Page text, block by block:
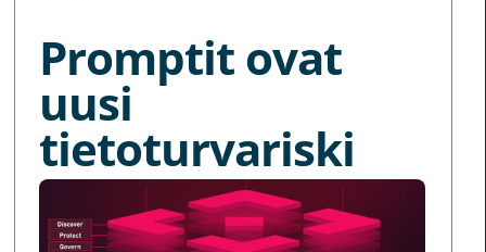
Promptit ovat
uusi
tietoturvariski